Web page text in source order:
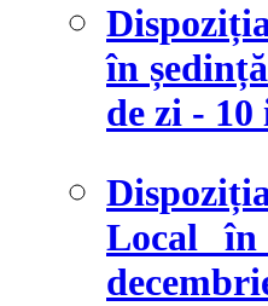
în
de zi -
Local